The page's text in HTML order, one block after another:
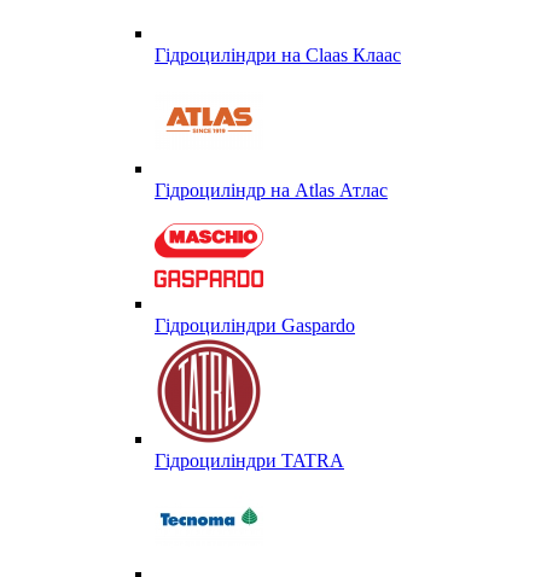
Гідроциліндри на Claas Клаас
Гідроциліндр на Atlas Атлас
Гідроциліндри Gaspardo
Гідроциліндри TATRA